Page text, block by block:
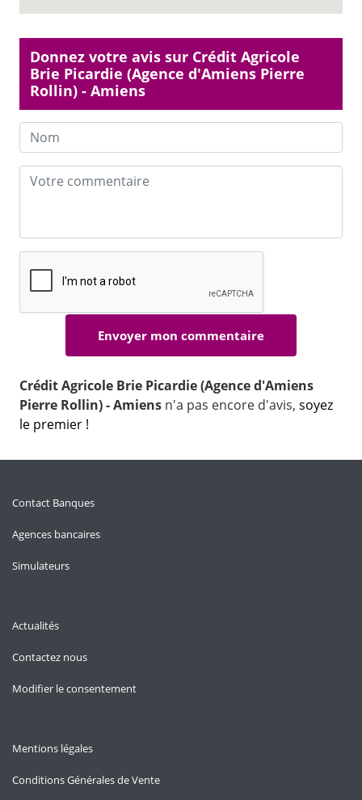
Donnez votre avis sur Crédit Agricole
Brie Picardie (Agence d'Amiens Pierre
Rollin) - Amiens
Crédit Agricole Brie Picardie (Agence d'Amiens
Pierre Rollin) - Amiens n'a pas encore d'avis, soyez
le premier !
Contact Banques
Agences bancaires
Simulateurs
Actualités
Contactez nous
Modifier le consentement
Mentions légales
Conditions Générales de Vente